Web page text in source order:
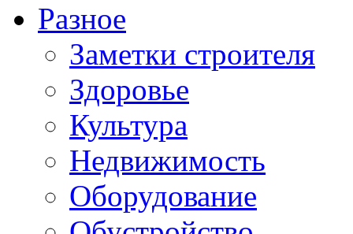
Разное
Заметки строителя
Здоровье
Культура
Недвижимость
Оборудование